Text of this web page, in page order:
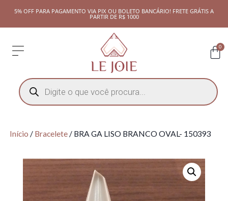
5% OFF PARA PAGAMENTO VIA PIX OU BOLETO BANCÁRIO! FRETE GRÁTIS A
PARTIR DE R$ 1000
0
Início / Bracelete/ BRA GA LISO BRANCO OVAL- 150393